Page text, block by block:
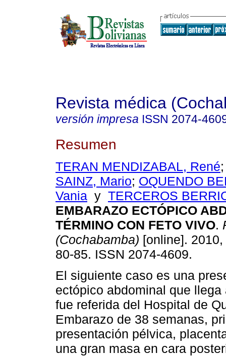
Revista médica
versión impresa ISSN 2074-
Resumen
TERAN MENDIZABAL, René
SAINZ, Mario; OQUENDO
Vania y TERCEROS
EMBARAZO ECTÓPICO
TÉRMINO CON FETO VIVO.
(Cochabamba) [online].
80-85. ISSN 2074-4609.
El siguiente caso es una
ectópico abdominal que
fue referida del Hospital de
Embarazo de 38 semanas,
presentación pélvica,
una gran masa en cara